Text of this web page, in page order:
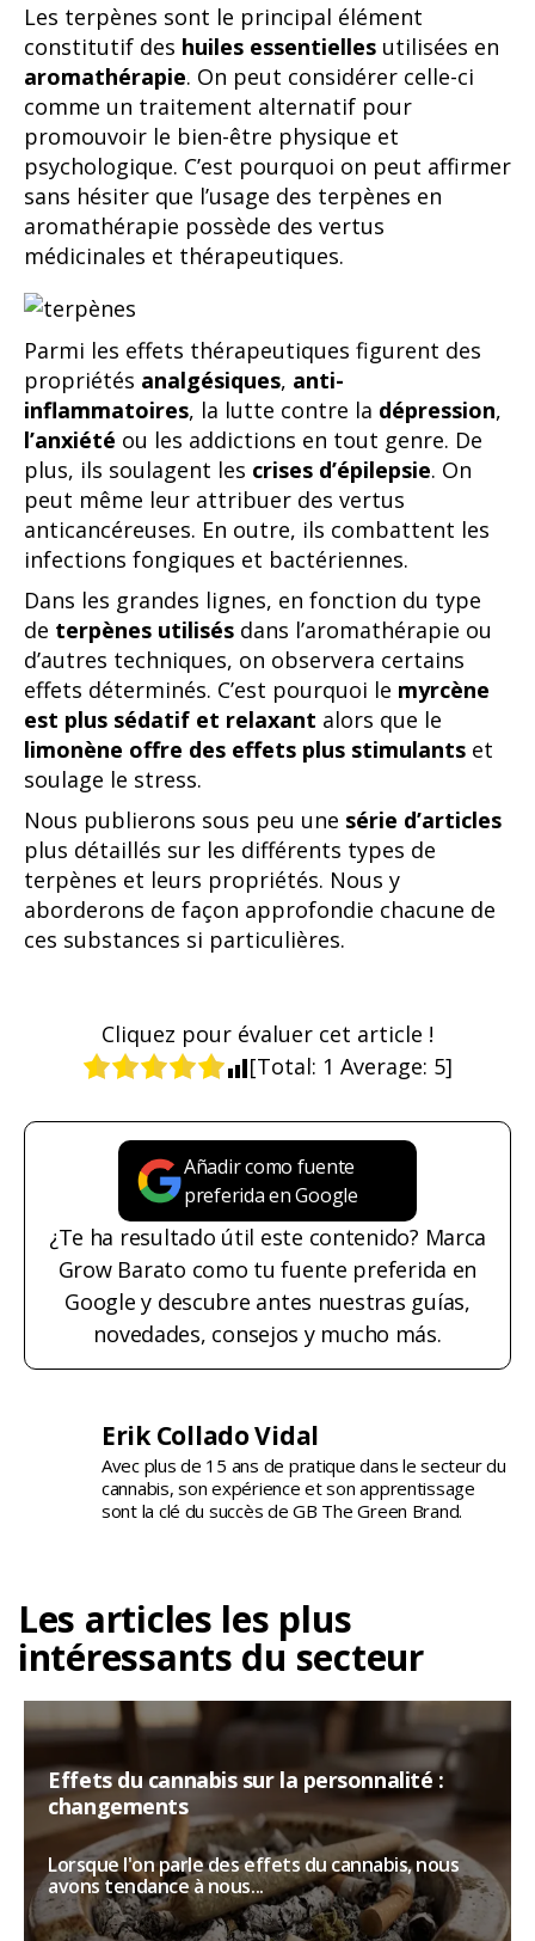
Les terpènes sont le principal élément
constitutif des huiles essentielles utilisées en
aromathérapie. On peut considérer celle-ci
comme un traitement alternatif pour
promouvoir le bien-être physique et
psychologique. C’est pourquoi on peut affirmer
sans hésiter que l’usage des terpènes en
aromathérapie possède des vertus
médicinales et thérapeutiques.
Parmi les effets thérapeutiques figurent des
propriétés analgésiques, anti-
inflammatoires, la lutte contre la dépression,
l’anxiété ou les addictions en tout genre. De
plus, ils soulagent les crises d’épilepsie. On
peut même leur attribuer des vertus
anticancéreuses. En outre, ils combattent les
infections fongiques et bactériennes.
Dans les grandes lignes, en fonction du type
de terpènes utilisés dans l’aromathérapie ou
d’autres techniques, on observera certains
effets déterminés. C’est pourquoi le myrcène
est plus sédatif et relaxant alors que le
limonène offre des effets plus stimulants et
soulage le stress.
Nous publierons sous peu une série d’articles
plus détaillés sur les différents types de
terpènes et leurs propriétés. Nous y
aborderons de façon approfondie chacune de
ces substances si particulières.
Cliquez pour évaluer cet article !
[Total: 1 Average: 5]
Añadir como fuente
preferida en Google
¿Te ha resultado útil este contenido? Marca
Grow Barato como tu fuente preferida en
Google y descubre antes nuestras guías,
novedades, consejos y mucho más.
Erik Collado Vidal
Avec plus de 15 ans de pratique dans le secteur du
cannabis, son expérience et son apprentissage
sont la clé du succès de GB The Green Brand.
Les articles les plus
intéressants du secteur
Effets du cannabis sur la personnalité :
changements
Lorsque l'on parle des effets du cannabis, nous
avons tendance à nous...